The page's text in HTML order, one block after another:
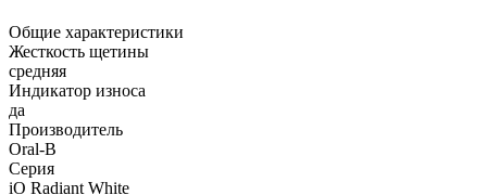
Общие характеристики
Жесткость щетины
средняя
Индикатор износа
да
Производитель
Oral-B
Серия
iO Radiant White